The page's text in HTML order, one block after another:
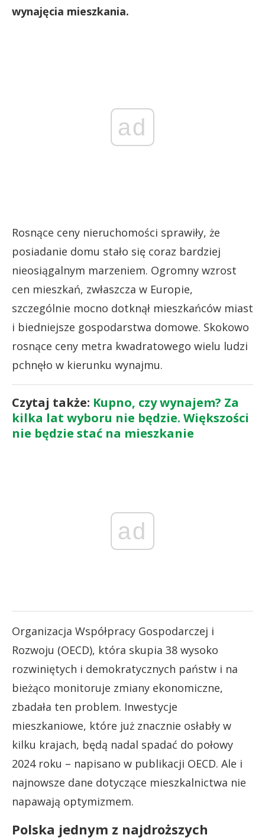
wynajęcia mieszkania.
ad
Rosnące ceny nieruchomości sprawiły, że
posiadanie domu stało się coraz bardziej
nieosiągalnym marzeniem. Ogromny wzrost
cen mieszkań, zwłaszcza w Europie,
szczególnie mocno dotknął mieszkańców miast
i biedniejsze gospodarstwa domowe. Skokowo
rosnące ceny metra kwadratowego wielu ludzi
pchnęło w kierunku wynajmu.
Czytaj także: Kupno, czy wynajem? Za
kilka lat wyboru nie będzie. Większości
nie będzie stać na mieszkanie
ad
Organizacja Współpracy Gospodarczej i
Rozwoju (OECD), która skupia 38 wysoko
rozwiniętych i demokratycznych państw i na
bieżąco monitoruje zmiany ekonomiczne,
zbadała ten problem. Inwestycje
mieszkaniowe, które już znacznie osłabły w
kilku krajach, będą nadal spadać do połowy
2024 roku – napisano w publikacji OECD. Ale i
najnowsze dane dotyczące mieszkalnictwa nie
napawają optymizmem.
Polska jednym z najdroższych